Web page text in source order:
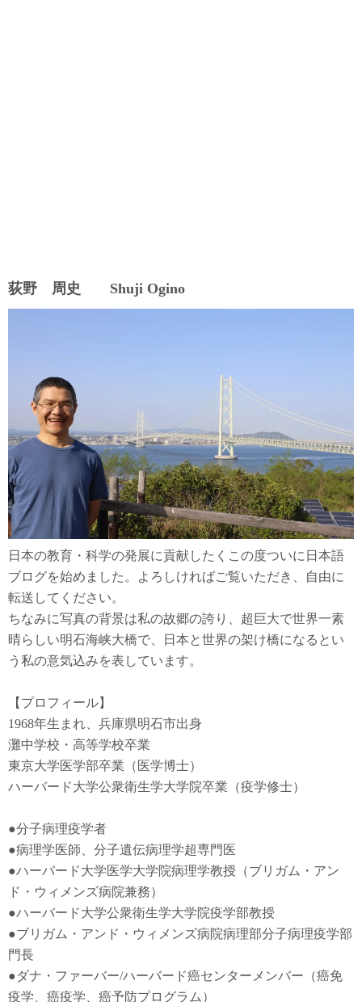
荻野 周史 Shuji Ogino
日本の教育・科学の発展に貢献したくこの度ついに日本語
ブログを始めました。よろしければご覧いただき、自由に
転送してください。
ちなみに写真の背景は私の故郷の誇り、超巨大で世界一素
晴らしい明石海峡大橋で、日本と世界の架け橋になるとい
う私の意気込みを表しています。
【プロフィール】
1968年生まれ、兵庫県明石市出身
灘中学校・高等学校卒業
東京大学医学部卒業（医学博士）
ハーバード大学公衆衛生学大学院卒業（疫学修士）
●分子病理疫学者
●病理学医師、分子遺伝病理学超専門医
●ハーバード大学医学大学院病理学教授（ブリガム・アン
ド・ウィメンズ病院兼務）
●ハーバード大学公衆衛生学大学院疫学部教授
●ブリガム・アンド・ウィメンズ病院病理部分子病理疫学部
門長
●ダナ・ファーバー/ハーバード癌センターメンバー（癌免
疫学
癌疫学 、癌予防プログラム）